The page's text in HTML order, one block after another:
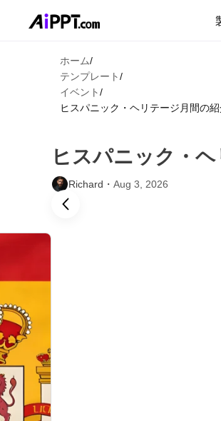
ホーム/
テンプレート/
イベント/
ヒスパニック・ヘリテージ月間の
ヒスパニック・
Richard・ Aug 3, 2026